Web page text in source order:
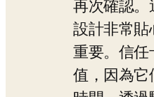
再次確認。
設計非常貼
重要。信任
值，因為它